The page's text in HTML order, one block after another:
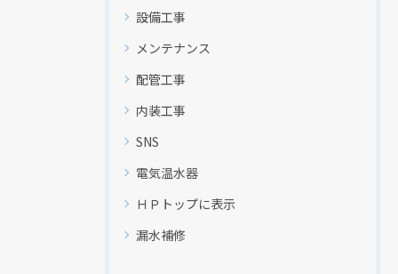
設備工事
メンテナンス
配管工事
内装工事
SNS
電気温水器
ＨＰトップに表示
漏水補修